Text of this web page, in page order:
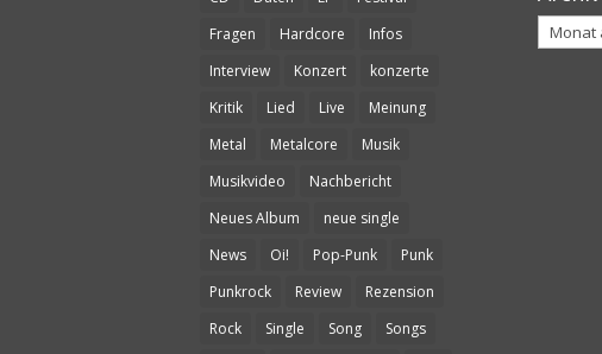
Fragen
Hardcore
Infos
Interview
Konzert
konzerte
Kritik
Lied Live
Meinung
Metal
Metalcore
Musik
Musikvideo
Nachbericht
Neues Album
neue single
News
Oi! Pop-Punk
Punk
Punkrock
Review
Rezension
Rock
Single Song
Songs
Archiv